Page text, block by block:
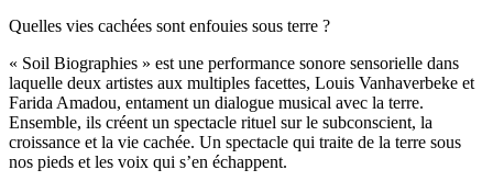
Quelles vies cachées sont enfouies sous terre ?
« Soil Biographies » est une performance sonore sensorielle dans
laquelle deux artistes aux multiples facettes, Louis Vanhaverbeke et
Farida Amadou, entament un dialogue musical avec la terre.
Ensemble, ils créent un spectacle rituel sur le subconscient, la
croissance et la vie cachée. Un spectacle qui traite de la terre sous
nos pieds et les voix qui s’en échappent.